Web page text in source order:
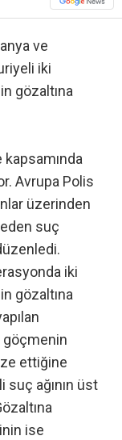
ve
iki
gözaltına
Avrupa Polis
üzerinden
suç
iki
gözaltına
göçmenin
ettiğine
suç ağının üst
ise